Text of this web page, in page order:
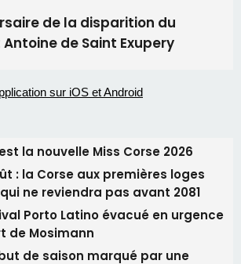
de la Sainte-Marie et
août
week-end du tournoi du
de la disparition du
de Saint Exupery